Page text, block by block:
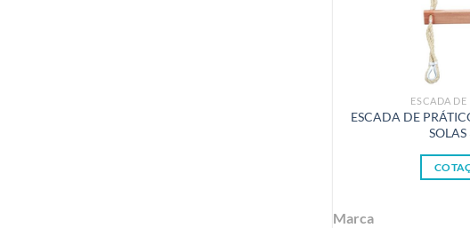
ESCADA DE
ESCADA DE
Marca